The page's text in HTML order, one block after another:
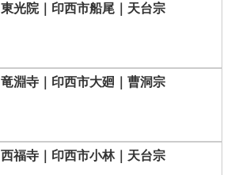
東光院｜印西市船尾｜天台宗
竜淵寺｜印西市大廻｜曹洞宗
西福寺｜印西市小林｜天台宗